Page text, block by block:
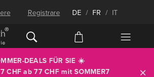
Registrare DE / FR / IT
DEALS FÜR SIE ☀️
CHF ab 77 CHF mitSOMMER7